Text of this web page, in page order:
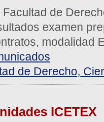
de
examen
modalidad
de Derecho,
ICETEX